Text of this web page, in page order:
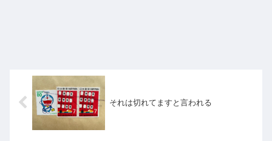
それは切れてますと言われる